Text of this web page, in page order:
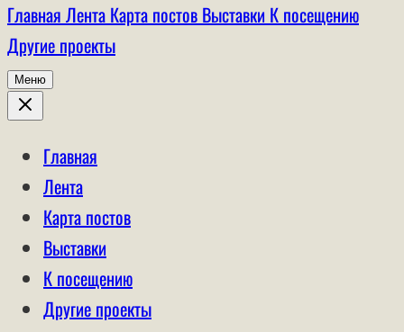
Главная Лента Карта постов Выставки К посещению
Другие проекты
Меню
Главная
Лента
Карта постов
Выставки
К посещению
Другие проекты